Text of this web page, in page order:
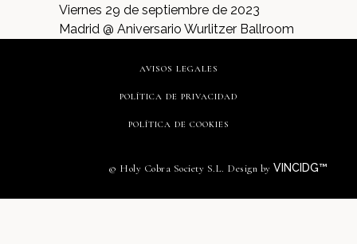
Viernes 29 de septiembre de 2023
Madrid @ Aniversario Wurlitzer Ballroom
AVISOS LEGALES
POLÍTICA DE PRIVACIDAD
POLÍTICA DE COOKIES
© Holy Cobra Society S.L. Design by VINCIDG™